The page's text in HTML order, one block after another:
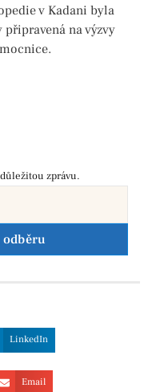
v Kadani byla
na výzvy
zprávu.
LinkedIn
Email